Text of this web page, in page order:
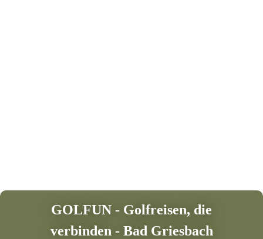
GOLFUN - Golfreisen, die
verbinden - Bad Griesbach